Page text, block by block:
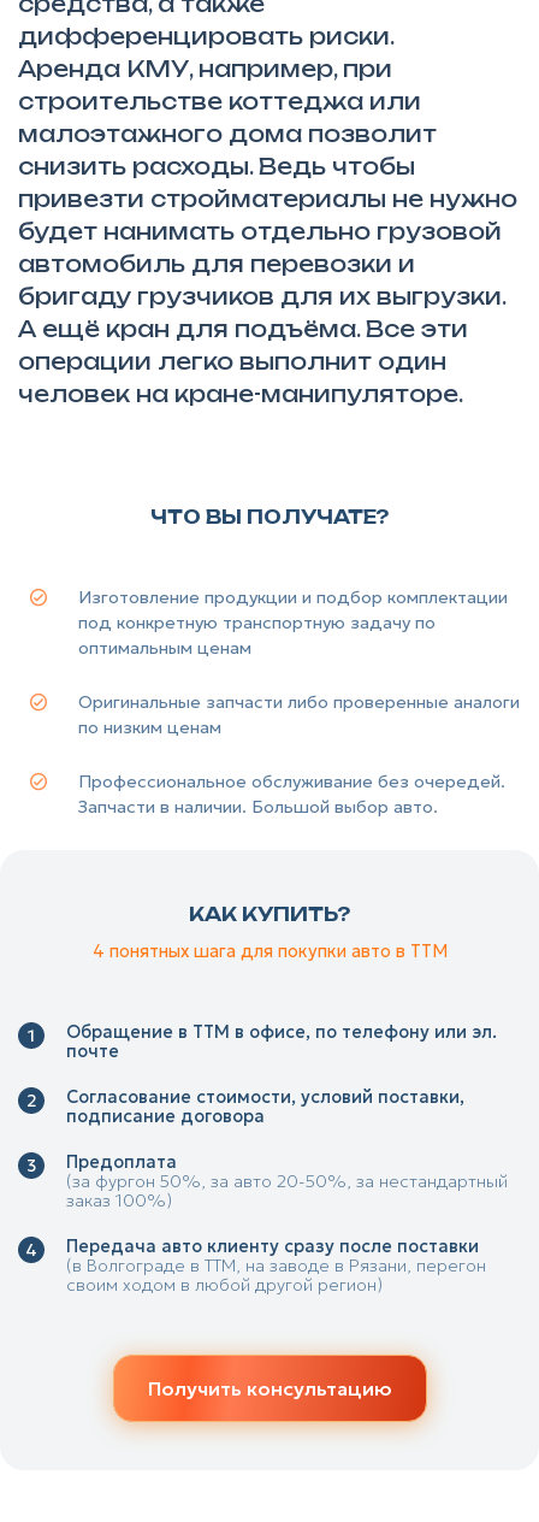
дифференцировать риски.
Аренда КМУ, например, при
строительстве коттеджа или
малоэтажного дома позволит
снизить расходы. Ведь чтобы
привезти стройматериалы не нужно
будет нанимать отдельно грузовой
автомобиль для перевозки и
бригаду грузчиков для их выгрузки.
А ещё кран для подъёма. Все эти
операции легко выполнит один
человек на кране-манипуляторе.
ЧТО ВЫ ПОЛУЧАТЕ?
Изготовление продукции и подбор комплектации
под конкретную транспортную задачу по
оптимальным ценам
Оригинальные запчасти либо проверенные аналоги
по низким ценам
Профессиональное обслуживание без очередей.
Запчасти в наличии. Большой выбор авто.
КАК КУПИТЬ?
4 понятных шага для покупки авто в ТТМ
Обращение в ТТМ в офисе, по телефону или эл.
почте
Согласование стоимости, условий поставки,
подписание договора
Предоплата
(за фургон 50%, за авто 20-50%, за нестандартный
заказ 100%)
Передача авто клиенту сразу после поставки
(в Волгограде в ТТМ, на заводе в Рязани, перегон
своим ходом в любой другой регион)
Получить консультацию